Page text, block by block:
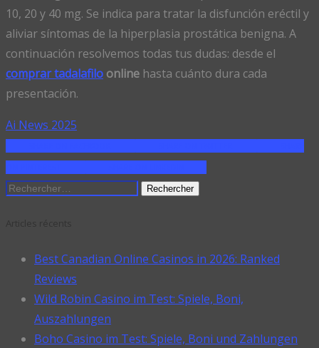
10, 20 y 40 mg. Se indica para tratar la disfunción eréctil y
aliviar síntomas de la hiperplasia prostática benigna. A
continuación resolvemos todas tus dudas: desde el
comprar tadalafilo online hasta cuánto dura cada
presentación.
Ai News 2025
Rechercher :
Best Canadian Online Casinos in 2026: Ranked
Reviews
Wild Robin Casino im Test: Spiele, Boni,
Auszahlungen
Boho Casino im Test: Spiele, Boni und Zahlungen